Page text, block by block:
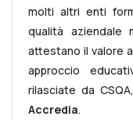
molti altri enti
qualità aziendale
attestano il valore
approccio
rilasciate da
Accredia.